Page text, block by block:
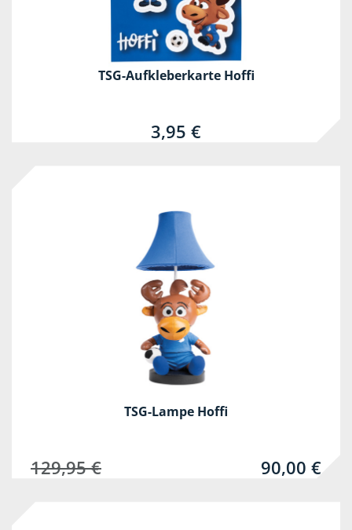
TSG-Aufkleberkarte Hoffi
3,95 €
TSG-Lampe Hoffi
129,95 € 90,00 €